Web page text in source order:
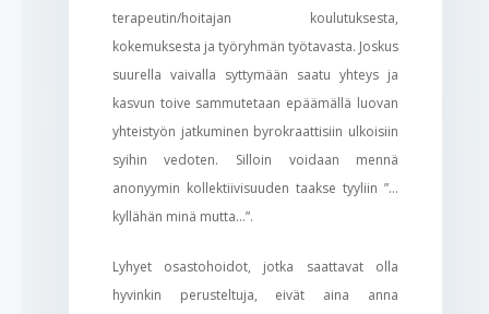
terapeutin/hoitajan koulutuksesta,
kokemuksesta ja työryhmän työtavasta. Joskus
suurella vaivalla syttymään saatu yhteys ja
kasvun toive sammutetaan epäämällä luovan
yhteistyön jatkuminen byrokraattisiin ulkoisiin
syihin vedoten. Silloin voidaan mennä
anonyymin kollektiivisuuden taakse tyyliin ”…
kyllähän minä mutta…”.
Lyhyet osastohoidot, jotka saattavat olla
hyvinkin perusteltuja, eivät aina anna